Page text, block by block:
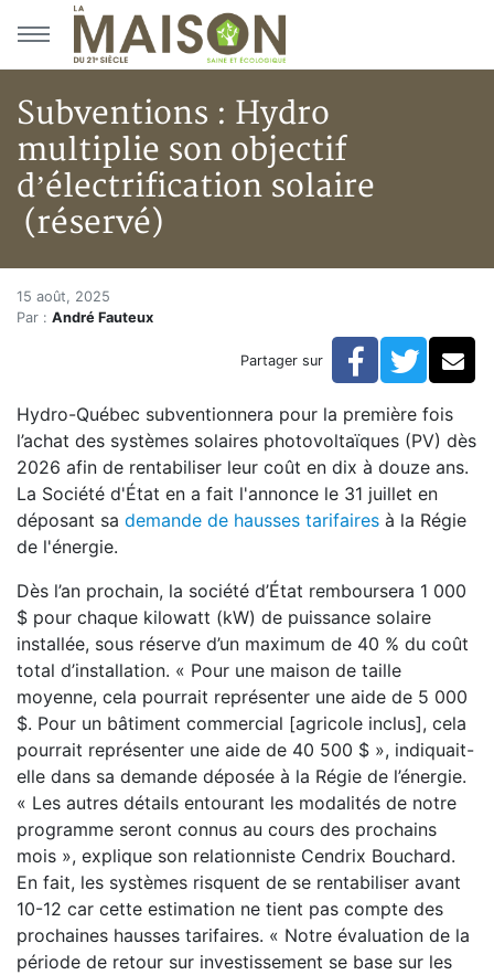
Aller au menu principal
Aller au contenu principal
Subventions : Hydro
multiplie son objectif
d’électrification solaire
(réservé)
Accueil
Articles
Subventions : Hydro multiplie son objectif
Subventions : Hydro multiplie
15 août, 2025
Par : André Fauteux
Partager sur Facebook
Hydro-Québec subventionnera pour la première fois
l’achat des systèmes solaires photovoltaïques (PV) dès
2026 afin de rentabiliser leur coût en dix à douze ans.
La Société d'État en a fait l'annonce le 31 juillet en
déposant sa demande de hausses tarifaires à la Régie
de l'énergie.
Dès l’an prochain, la société d’État remboursera 1 000
$ pour chaque kilowatt (kW) de puissance solaire
installée, sous réserve d’un maximum de 40 % du coût
total d’installation. « Pour une maison de taille
moyenne, cela pourrait représenter une aide de 5 000
$. Pour un bâtiment commercial [agricole inclus], cela
pourrait représenter une aide de 40 500 $ », indiquait-
elle dans sa demande déposée à la Régie de l’énergie.
« Les autres détails entourant les modalités de notre
programme seront connus au cours des prochains
mois », explique son relationniste Cendrix Bouchard.
En fait, les systèmes risquent de se rentabiliser avant
10-12 car cette estimation ne tient pas compte des
prochaines hausses tarifaires. « Notre évaluation de la
période de retour sur investissement se base sur les